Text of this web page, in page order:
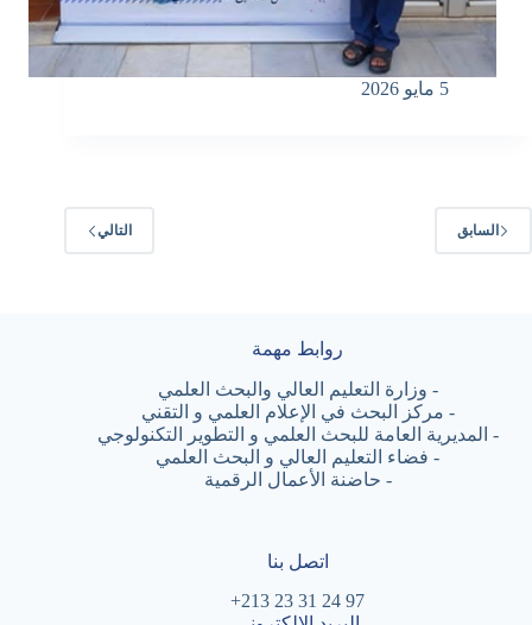
5 مايو 2026
السابق التالي
روابط مهمة
- وزارة التعليم العالي والبحث العلمي
- مركز البحث في الإعلام العلمي و التقني
- المديرية العامة للبحث العلمي و التطوير التكنولوجي
- فضاء التعليم العالي و البحث العلمي
- حاضنة الأعمال الرقمية
اتصل بنا
97 24 31 23 213+